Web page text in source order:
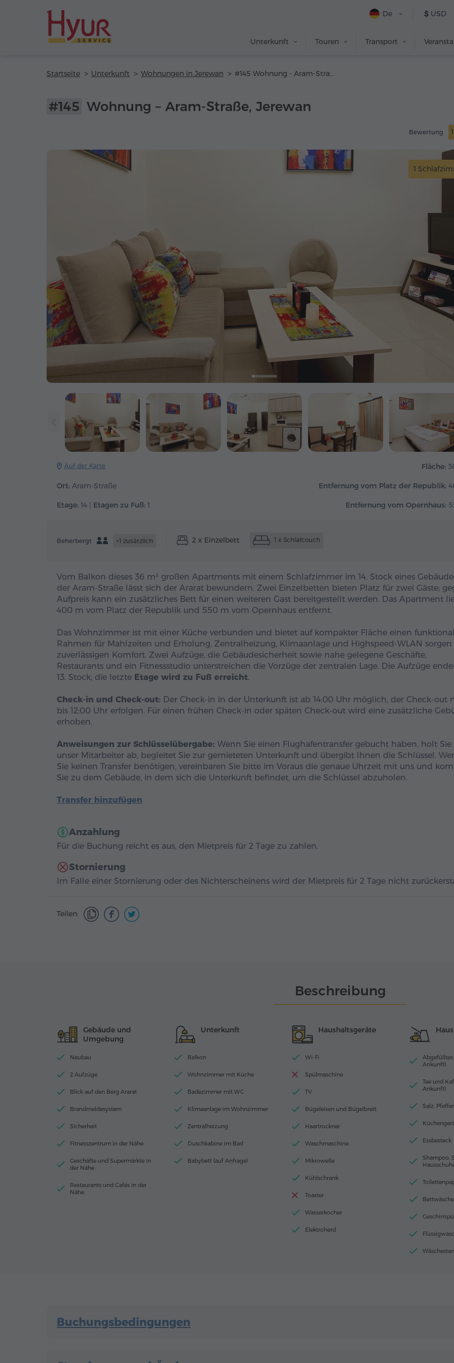
$ USD
De
Unterkunft Touren Transport
Startseite Unterkunft Wohnungen in Jerewan #145 Wohnung - Aram-Straße
#145 Wohnung – Aram-Straße, Jerewan
Bewertung
1
Auf der Karte Fläche:
Ort: Aram-Straße Entfernung vom Platz der Republik:
Etage: 14 | Etagen zu Fuß: 1 Entfernung vom Opernhaus:
Beherbergt +1 zusätzlich 2 x Einzelbett 1 x Schlafcouch
Vom Balkon dieses 36 m² großen Apartments mit einem Schlafzimmer im 14. Stock eines
der Aram-Straße lässt sich der Ararat bewundern. Zwei Einzelbetten bieten Platz für zwei Gäste;
Aufpreis kann ein zusätzliches Bett für einen weiteren Gast bereitgestellt werden. Das Apartment
400 m vom Platz der Republik und 550 m vom Opernhaus entfernt.
Das Wohnzimmer ist mit einer Küche verbunden und bietet auf kompakter Fläche einen
Rahmen für Mahlzeiten und Erholung. Zentralheizung, Klimaanlage und Highspeed-WLAN sorgen
zuverlässigen Komfort. Zwei Aufzüge, die Gebäudesicherheit sowie nahe gelegene Geschäfte,
Restaurants und ein Fitnessstudio unterstreichen die Vorzüge der zentralen Lage. Die Aufzüge
13. Stock; die letzte Etage wird zu Fuß erreicht.
Check-in und Check-out: Der Check-in in der Unterkunft ist ab 14:00 Uhr möglich, der Check-out
bis 12:00 Uhr erfolgen. Für einen frühen Check-in oder späten Check-out wird eine zusätzliche
erhoben.
Anweisungen zur Schlüsselübergabe: Wenn Sie einen Flughafentransfer gebucht haben, holt Sie
unser Mitarbeiter ab, begleitet Sie zur gemieteten Unterkunft und übergibt Ihnen die Schlüssel.
Sie keinen Transfer benötigen, vereinbaren Sie bitte im Voraus die genaue Uhrzeit mit uns und
Sie zu dem Gebäude, in dem sich die Unterkunft befindet, um die Schlüssel abzuholen.
Transfer hinzufügen
Anzahlung
Für die Buchung reicht es aus, den Mietpreis für 2 Tage zu zahlen.
Stornierung
Im Falle einer Stornierung oder des Nichterscheinens wird der Mietpreis für 2 Tage nicht
Teilen:
Beschreibung
Gebäude und
Umgebung
Neubau
2 Aufzüge
Blick auf den Berg Ararat
Brandmeldesystem
Sicherheit
Fitnesszentrum in der Nähe
Geschäfte und Supermärkte in
der Nähe
Restaurants und Cafés in der
Nähe
Unterkunft
Balkon
Wohnzimmer mit Küche
Badezimmer mit WC
Klimaanlage im Wohnzimmer
Zentralheizung
Duschkabine im Bad
Babybett (auf Anfrage)
Haushaltsgeräte
Wi-Fi
Spülmaschine
TV
Bügeleisen und Bügelbrett
Haartrockner
Waschmaschine
Mikrowelle
Kühlschrank
Toaster
Wasserkocher
Elektroherd
Abgefülltes
Ankunft)
Tee und
Ankunft)
Salz,
Essbesteck
Shampoo,
Buchungsbedingungen